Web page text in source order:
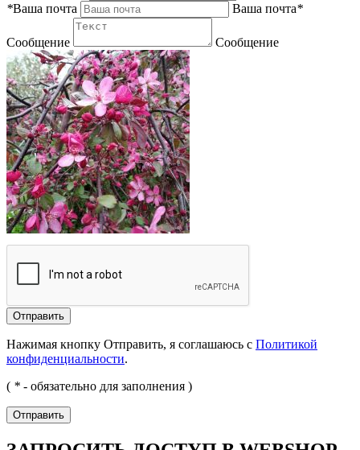
*Ваша почта Ваша почта*
Сообщение Сообщение
Отправить
Нажимая кнопку Отправить, я соглашаюсь с Политикой
конфиденциальности.
( * - обязательно для заполнения )
Отправить